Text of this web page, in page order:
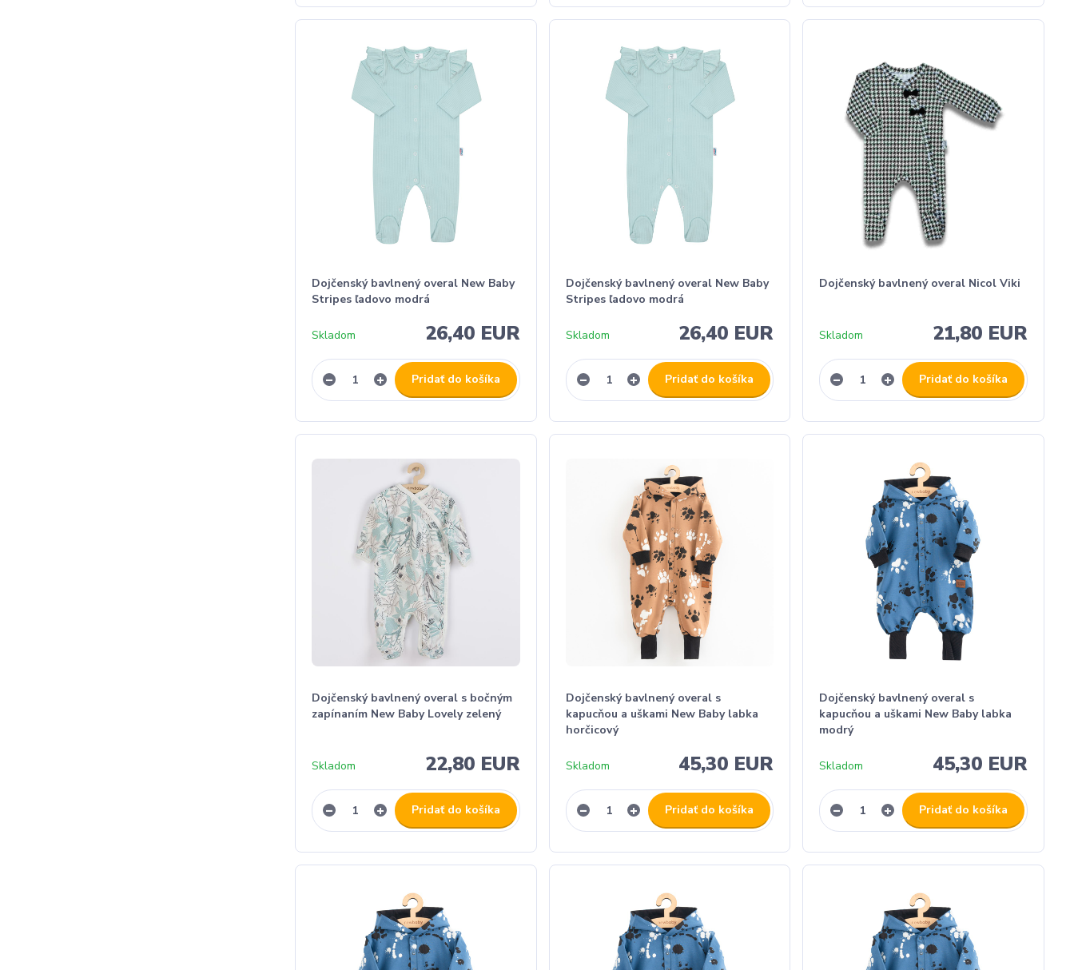
Dojčenský bavlnený overal New Baby
Stripes ľadovo modrá
26,40 EUR
Skladom
Pridať do košíka
Dojčenský bavlnený overal New Baby
Stripes ľadovo modrá
26,40 EUR
Skladom
Pridať do košíka
Dojčenský bavlnený overal Nicol Viki
21,80 EUR
Skladom
Pridať do košíka
Dojčenský bavlnený overal s bočným
zapínaním New Baby Lovely zelený
22,80 EUR
Skladom
Pridať do košíka
Dojčenský bavlnený overal s
kapucňou a uškami New Baby labka
horčicový
45,30 EUR
Skladom
Pridať do košíka
Dojčenský bavlnený overal s
kapucňou a uškami New Baby labka
modrý
45,30 EUR
Skladom
Pridať do košíka